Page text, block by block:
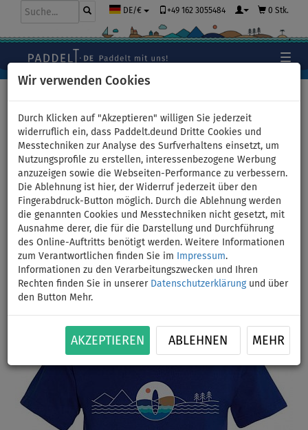
Wir verwenden Cookies
Durch Klicken auf "Akzeptieren" willigen Sie jederzeit
widerruflich ein, dass Paddelt.deund Dritte Cookies und
Messtechniken zur Analyse des Surfverhaltens einsetzt, um
Nutzungsprofile zu erstellen, interessenbezogene Werbung
anzuzeigen sowie die Webseiten-Performance zu verbessern.
Die Ablehnung ist hier, der Widerruf jederzeit über den
Fingerabdruck-Button möglich. Durch die Ablehnung werden
die genannten Cookies und Messtechniken nicht gesetzt, mit
Ausnahme derer, die für die Darstellung und Durchführung
des Online-Auftritts benötigt werden. Weitere Informationen
zum Verantwortlichen finden Sie im
Impressum.
Informationen zu den Verarbeitungszwecken und Ihren
Rechten finden Sie in unserer Datenschutzerklärungund über
den Button Mehr.
AKZEPTIEREN ABLEHNEN MEHR
DE/€ +49 162 3055484 0 Stk.
T-Shirt Herren
PADDLEFASHION.COM BLUE
Baumwolle kurzarm - Größe:
XXL